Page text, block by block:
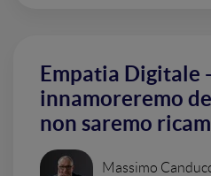
Empatia Digitale
innamoreremo
non saremo
Massimo